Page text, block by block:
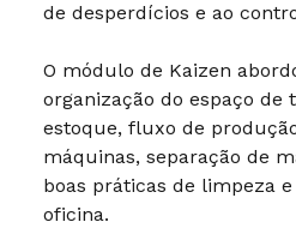
de desperdícios e ao
O módulo de Kaizen
organização do espaço de
estoque, fluxo de
máquinas, separação de
boas práticas de limpeza
oficina.